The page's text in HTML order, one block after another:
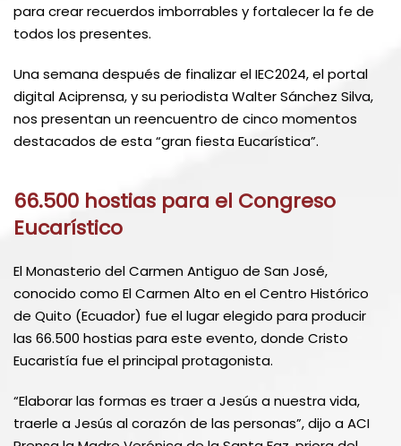
para crear recuerdos imborrables y fortalecer la fe de
todos los presentes.
Una semana después de finalizar el IEC2024, el portal
digital Aciprensa, y su periodista Walter Sánchez Silva,
nos presentan un reencuentro de cinco momentos
destacados de esta “gran fiesta Eucarística”.
66.500 hostias para el Congreso
Eucarístico
El Monasterio del Carmen Antiguo de San José,
conocido como El Carmen Alto en el Centro Histórico
de Quito (Ecuador) fue el lugar elegido para producir
las 66.500 hostias para este evento, donde Cristo
Eucaristía fue el principal protagonista.
“Elaborar las formas es traer a Jesús a nuestra vida,
traerle a Jesús al corazón de las personas”, dijo a ACI